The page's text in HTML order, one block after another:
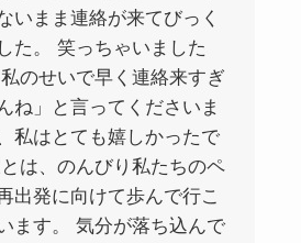
いまま連絡が来てびっく
た。 笑っちゃいました
のせいで早く連絡来すぎ
ね」と言ってくださいま
私はとても嬉しかったで
は、のんびり私たちのペ
出発に向けて歩んで行こ
ます。 気分が落ち込んで